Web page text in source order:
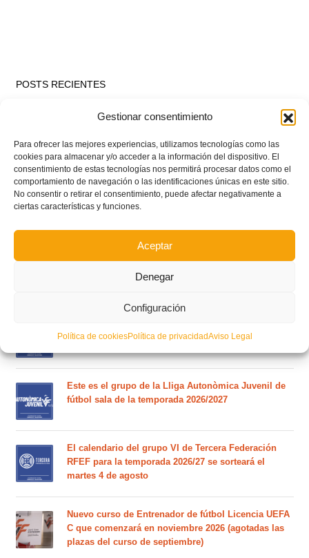
Gestionar consentimiento
Para ofrecer las mejores experiencias, utilizamos tecnologías como las
cookies para almacenar y/o acceder a la información del dispositivo. El
consentimiento de estas tecnologías nos permitirá procesar datos como el
comportamiento de navegación o las identificaciones únicas en este sitio.
No consentir o retirar el consentimiento, puede afectar negativamente a
ciertas características y funciones.
Aceptar
Denegar
Configuración
Política de cookiesPolítica de privacidadAviso Legal
POSTS RECIENTES
Ferran Torres se da un baño de masas y se convierte
Estos son los dos grupos y calendarios de Lliga
Comunitat para la temporada 2026/2027
Circular nº. 7 – IV Supercopa Comunitat FFCV Futsal
Circular nº. 6 – Fase Autonómica de la Copa Federación
Federación RFEF para la temporada 2026/2027
Este es el grupo de la Lliga Autonòmica Juvenil de
fútbol sala de la temporada 2026/2027
El calendario del grupo VI de Tercera Federación
RFEF para la temporada 2026/27 se sorteará el
martes 4 de agosto
Nuevo curso de Entrenador de fútbol Licencia UEFA
C que comenzará en noviembre 2026 (agotadas las
plazas del curso de septiembre)